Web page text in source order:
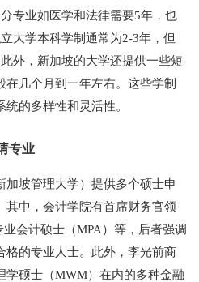
专业如医学和法律需要5年，也
大学本科学制通常为2-3年，但
外，新加坡的大学还提供一些短
几个月到一年左右。这些学制
的多样性和灵活性。
专业
加坡管理大学）提供多个硕士申
其中，会计学院有首席财务官领
会计硕士（MPA）等，后者强调
格的专业人士。此外，李光前商
学硕士（MWM）在内的多种金融